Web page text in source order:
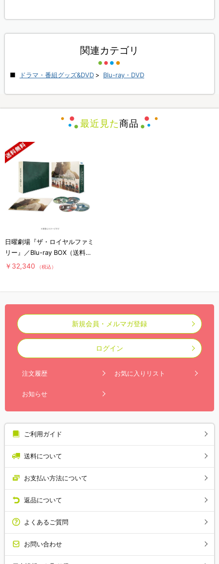
関連カテゴリ
ドラマ・番組グッズ&DVD > Blu-ray・DVD
最近見た商品
日曜劇場『ザ・ロイヤルファミ
リー』／Blu-ray BOX（送料無
料・4枚組）
￥32,340 （税込）
新規会員・メルマガ登録
ログイン
注文履歴 お気に入りリスト
お知らせ
ご利用ガイド
送料について
お支払い方法について
返品について
よくあるご質問
お問い合わせ